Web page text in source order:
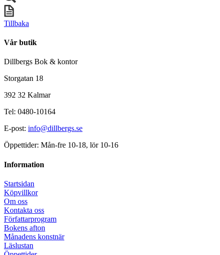
Tillbaka
Vår butik
Dillbergs Bok & kontor
Storgatan 18
392 32 Kalmar
Tel: 0480-10164
E-post: info@dillbergs.se
Öppettider: Mån-fre 10-18, lör 10-16
Information
Startsidan
Köpvillkor
Om oss
Kontakta oss
Författarprogram
Bokens afton
Månadens konstnär
Läslustan